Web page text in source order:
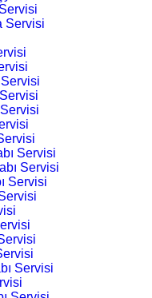
Servisi
Servisi
Servisi
Servisi
Servisi